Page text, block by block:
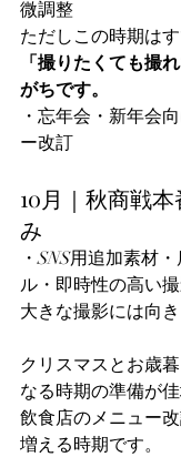
微調整
ただしこの時期はす
「撮りたくても撮
がちです。
・忘年会・新年会
ー改訂
10月｜秋商戦
み
・SNS用追加素材
ル・即時性の高い
大きな撮影には向き
クリスマスとお歳
なる時期の準備が佳
飲食店のメニュー
増える時期です。